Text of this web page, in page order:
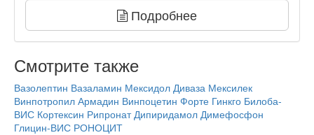
Подробнее
Смотрите также
Вазолептин Вазаламин Мексидол Диваза Мексилек
Винпотропил Армадин Винпоцетин Форте Гинкго Билоба-
ВИС Кортексин Рипронат Дипиридамол Димефосфон
Глицин-ВИС РОНОЦИТ